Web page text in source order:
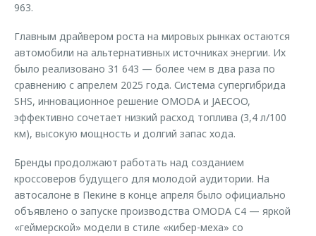
963.
Главным драйвером роста на мировых рынках остаются
автомобили на альтернативных источниках энергии. Их
было реализовано 31 643 — более чем в два раза по
сравнению с апрелем 2025 года. Система супергибрида
SHS, инновационное решение OMODA и JAECOO,
эффективно сочетает низкий расход топлива (3,4 л/100
км), высокую мощность и долгий запас хода.
Бренды продолжают работать над созданием
кроссоверов будущего для молодой аудитории. На
автосалоне в Пекине в конце апреля было официально
объявлено о запуске производства OMODA C4 — яркой
«геймерской» модели в стиле «кибер-меха» со